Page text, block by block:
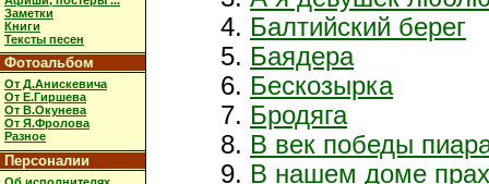
Заметки
Книги
Тексты песен
Фотоальбом
От Д.Анискевича
От Е.Гиршева
От В.Окунева
От Я.Фролова
Разное
Персоналии
Балтийский берег
Баядера
Бескозырка
Бродяга
В век победы
В нашем доме прах